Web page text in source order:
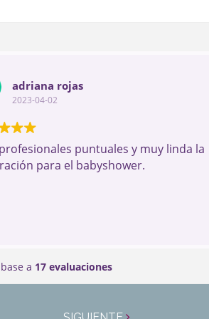
adriana rojas
2023-04-02
puntuales y muy linda la
para el babyshower.
a 17 evaluaciones